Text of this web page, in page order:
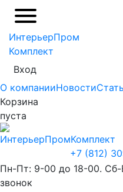
ИнтерьерПром
Комплект
Вход
О компанииНовости
Корзина
пуста
+7 (812)
Пн-Пт: 9-00 до 18-00. Сб-
звонок